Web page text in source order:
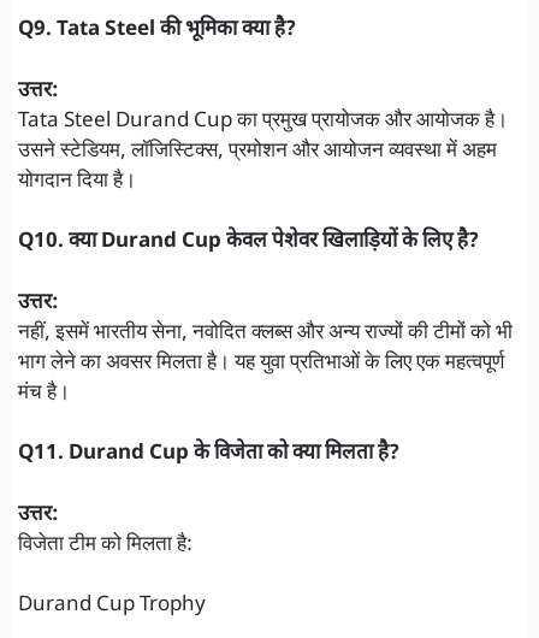
Q9. Tata Steel की भूमिका क्या है?
उत्तर:
Tata Steel Durand Cup का प्रमुख प्रायोजक और आयोजक है।
उसने स्टेडियम, लॉजिस्टिक्स, प्रमोशन और आयोजन व्यवस्था में अहम
योगदान दिया है।
Q10. क्या Durand Cup केवल पेशेवर खिलाड़ियों के लिए है?
उत्तर:
नहीं, इसमें भारतीय सेना, नवोदित क्लब्स और अन्य राज्यों की टीमों को भी
भाग लेने का अवसर मिलता है। यह युवा प्रतिभाओं के लिए एक महत्वपूर्ण
मंच है।
Q11. Durand Cup के विजेता को क्या मिलता है?
उत्तर:
विजेता टीम को मिलता है:
Durand Cup Trophy